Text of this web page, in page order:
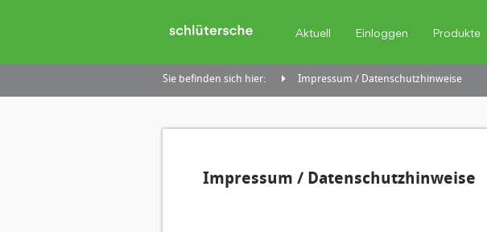
Aktuell Einloggen Produkte
Sie befinden sich hier: Impressum / Datenschutzhinweise
Impressum / Datenschutzhinweise